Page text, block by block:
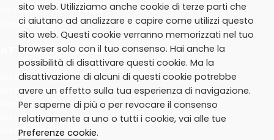
Informativa sulla Privacy
Cookie Policy
ATTIVITÀ E SERVIZI
Area Extrascuola
Area Inclusione
Area Animazione
Area Famiglie
Area Zerosei
sito web. Utilizziamo anche cookie di terze parti che
ci aiutano ad analizzare e capire come utilizzi questo
sito web. Questi cookie verranno memorizzati nel tuo
browser solo con il tuo consenso. Hai anche la
possibilità di disattivare questi cookie. Ma la
disattivazione di alcuni di questi cookie potrebbe
avere un effetto sulla tua esperienza di navigazione.
Per saperne di più o per revocare il consenso
relativamente a uno o tutti i cookie, vai alle tue
Preferenze cookie.